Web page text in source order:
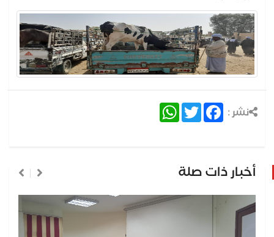
نشر : Facebook
Twitter
WhatsApp
أخبار ذات صلة